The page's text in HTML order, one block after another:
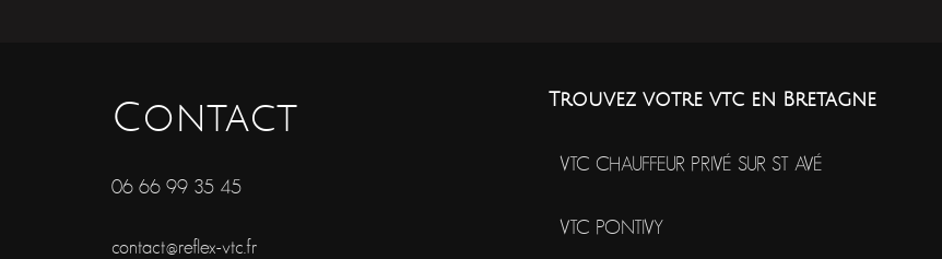
Contact
06 66 99 35 45
contact@reflex-vtc.fr
Trouvez votre vtc en Bretagne
VTC CHAUFFEUR PRIVÉ SUR ST AVÉ
VTC PONTIVY